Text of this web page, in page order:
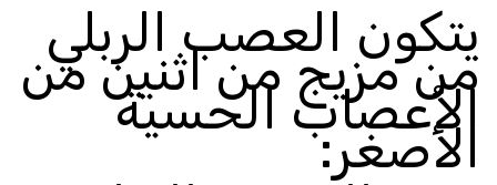
يتكون العصب الربلي
من مزيج من اثنين من
الأعصاب الحسية
الأصغر: